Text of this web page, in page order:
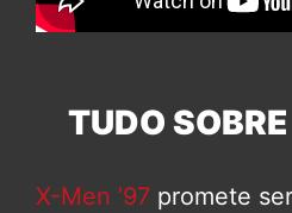
TUDO
X-Men ’97 promete